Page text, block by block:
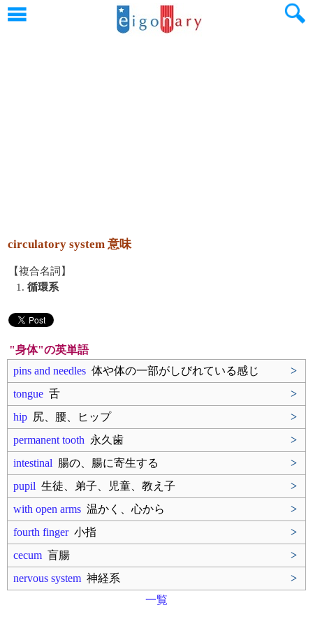
circulatory system 意味
【複合名詞】
1. 循環系
"身体"の英単語
pins and needles 体や体の一部がしびれている感じ
>
tongue 舌
>
hip 尻、腰、ヒップ
>
permanent tooth 永久歯
>
intestinal 腸の、腸に寄生する
>
pupil 生徒、弟子、児童、教え子
>
with open arms 温かく、心から
>
fourth finger小指
>
cecum 盲腸
>
nervous system 神経系
>
一覧